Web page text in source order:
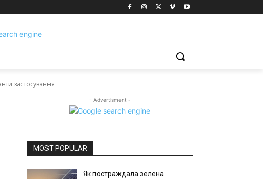
застосування
- Advertisment -
MOST POPULAR
Як постраждала зелена